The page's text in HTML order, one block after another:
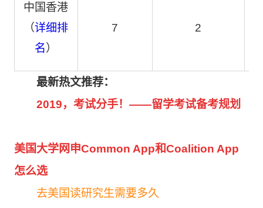
中国香港
（详细排
名）
7 2
最新热文推荐：
2019，考试分手！——留学考试备考规划
美国大学网申Common App和Coalition App
怎么选
去美国读研究生需要多久